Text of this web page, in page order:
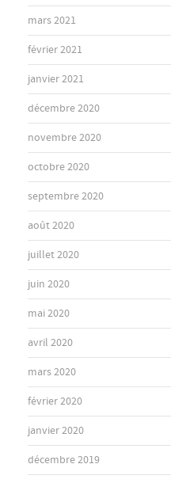
mars 2021
février 2021
janvier 2021
décembre 2020
novembre 2020
octobre 2020
septembre 2020
août 2020
juillet 2020
juin 2020
mai 2020
avril 2020
mars 2020
février 2020
janvier 2020
décembre 2019